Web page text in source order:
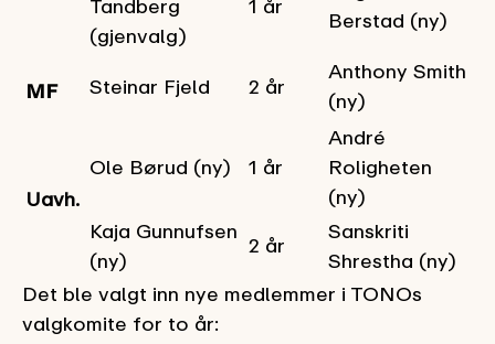
Tandberg
(gjenvalg)
1 år
Berstad (ny)
MF Steinar Fjeld 2 år
Anthony Smith
(ny)
Uavh.
Ole Børud (ny) 1 år
André
Roligheten
(ny)
Kaja Gunnufsen
(ny)
2 år
Sanskriti
Shrestha (ny)
Det ble valgt inn nye medlemmer i TONOs
valgkomite for to år: